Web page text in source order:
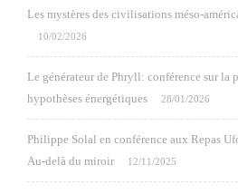
Les mystères des civilisations méso-
10/02/2026
Le générateur de Phryll: conférence sur la
hypothèses énergétiques
28/01/2026
Philippe Solal en conférence aux Repas
Au-delà du miroir
12/11/2025